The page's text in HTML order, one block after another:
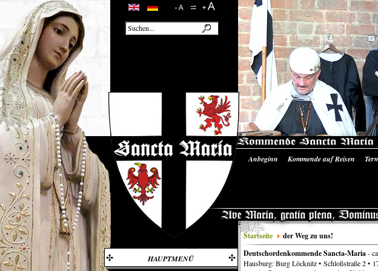
Anbeginn Kommende auf Reisen
Startseite der Weg zu uns!
HAUPTMENÜ
Deutschordenkommende Sancta-Maria-
Hausburg: Burg Löcknitz • Schloßstraße 2 •